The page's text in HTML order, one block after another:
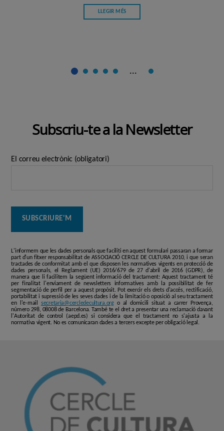
LLEGIR MÉS
...
Subscriu-te a la Newsletter
El correu electrònic (obligatori)
L'informem que les dades personals que faciliti en aquest formulari passaran a formar
part d'un fitxer responsabilitat de ASSOCIACIÓ CERCLE DE CULTURA 2010, i que seran
tractades de conformitat amb el que disposen les normatives vigents en protecció de
dades personals, el Reglament (UE) 2016/679 de 27 d'abril de 2016 (GDPR), de
manera que li facilitem la següent informació del tractament: Aquest tractament té
per finalitat l'enviament de newsletters informatives amb la possibilitat de fer
segmentació de perfil per a aquest propòsit. Pot exercir els drets d'accés, rectificació,
portabilitat i supressió de les seves dades i de la limitació o oposició al seu tractament
en l'e-mail secretaria@cercledecultura.orgo al domicili situat a carrer Provença,
número 298, 08008 de Barcelona. També te el dret a presentar una reclamació davant
l'Autoritat de control (aepd.es) si considera que el tractament no s'ajusta a la
normativa vigent. No es comunicaran dades a tercers excepte per obligació legal.